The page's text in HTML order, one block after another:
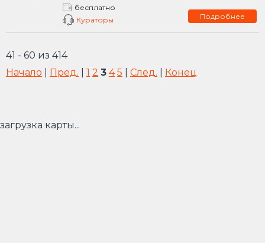
бесплатно
Кураторы
Подробнее
41 - 60 из 414
Начало
Пред. 1 2 3 4 5 След. Конец
загрузка карты...